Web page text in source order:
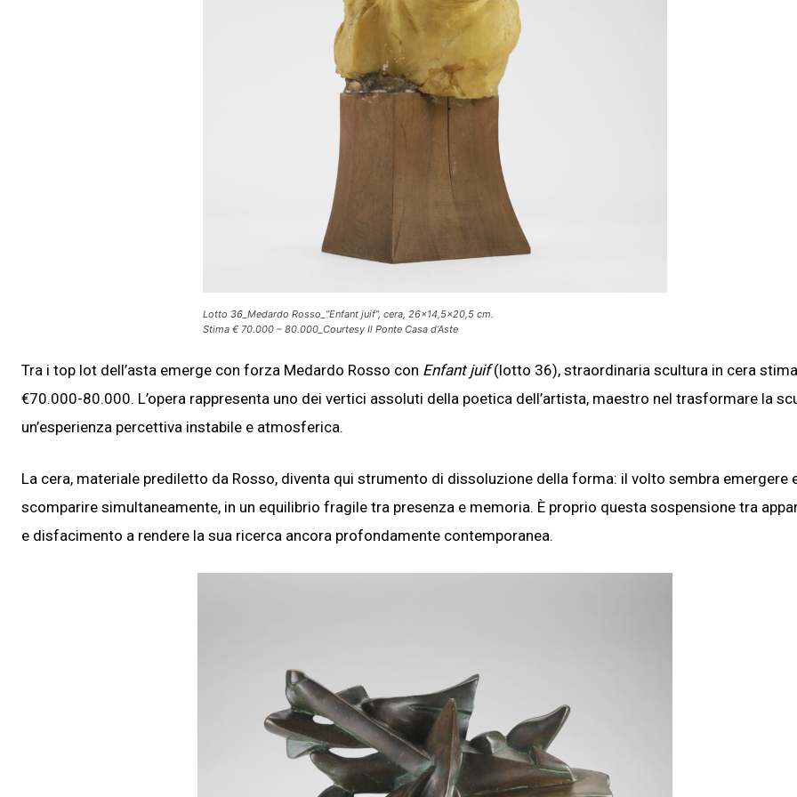
Lotto 36_Medardo Rosso_”Enfant juif”, cera, 26×14,5×20,5 cm.
Stima € 70.000 – 80.000_Courtesy Il Ponte Casa d’Aste
Tra i top lot dell’asta emerge con forza Medardo Rosso con Enfant juif(lotto 36), straordinaria scultura in cera
€70.000-80.000. L’opera rappresenta uno dei vertici assoluti della poetica dell’artista, maestro nel trasformare la
un’esperienza percettiva instabile e atmosferica.
La cera, materiale prediletto da Rosso, diventa qui strumento di dissoluzione della forma: il volto sembra emergere
scomparire simultaneamente, in un equilibrio fragile tra presenza e memoria. È proprio questa sospensione tra
e disfacimento a rendere la sua ricerca ancora profondamente contemporanea.